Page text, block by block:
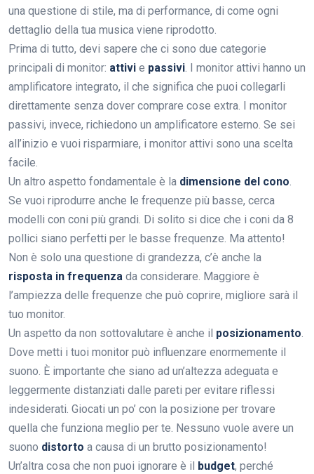
una questione di stile, ma di performance, di come ogni
dettaglio della tua musica viene riprodotto.
Prima di tutto, devi sapere che ci sono due categorie
principali di monitor: attivi e passivi. I monitor attivi hanno un
amplificatore integrato, il che significa che puoi collegarli
direttamente senza dover comprare cose extra. I monitor
passivi, invece, richiedono un amplificatore esterno. Se sei
all’inizio e vuoi risparmiare, i monitor attivi sono una scelta
facile.
Un altro aspetto fondamentale è la dimensione del cono.
Se vuoi riprodurre anche le frequenze più basse, cerca
modelli con coni più grandi. Di solito si dice che i coni da 8
pollici siano perfetti per le basse frequenze. Ma attento!
Non è solo una questione di grandezza, c’è anche la
risposta in frequenza da considerare. Maggiore è
l’ampiezza delle frequenze che può coprire, migliore sarà il
tuo monitor.
Un aspetto da non sottovalutare è anche il posizionamento.
Dove metti i tuoi monitor può influenzare enormemente il
suono. È importante che siano ad un’altezza adeguata e
leggermente distanziati dalle pareti per evitare riflessi
indesiderati. Giocati un po’ con la posizione per trovare
quella che funziona meglio per te. Nessuno vuole avere un
suono distorto a causa di un brutto posizionamento!
Un’altra cosa che non puoi ignorare è il budget, perché